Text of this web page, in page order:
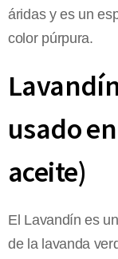
áridas y es un
color púrpura.
usado
aceite)
El Lavandín es
de la lavanda